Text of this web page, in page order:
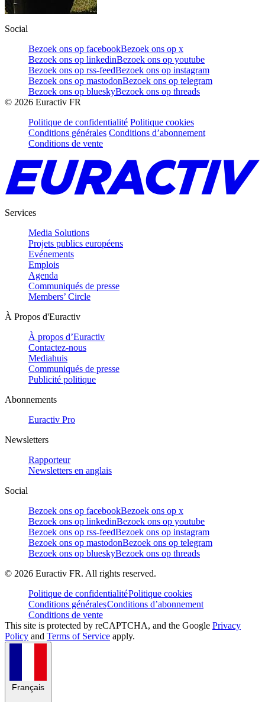
Social
Bezoek ons op facebookBezoek ons op x
Bezoek ons op linkedinBezoek ons op youtube
Bezoek ons op rss-feedBezoek ons op instagram
Bezoek ons op mastodonBezoek ons op telegram
Bezoek ons op blueskyBezoek ons op threads
© 2026 Euractiv FR
Politique de confidentialité Politique cookies
Conditions générales Conditions d’abonnement
Conditions de vente
Services
Media Solutions
Projets publics européens
Evénements
Emplois
Agenda
Communiqués de presse
Members’ Circle
À Propos d'Euractiv
À propos d’Euractiv
Contactez-nous
Mediahuis
Communiqués de presse
Publicité politique
Abonnements
Euractiv Pro
Newsletters
Rapporteur
Newsletters en anglais
Social
Bezoek ons op facebookBezoek ons op x
Bezoek ons op linkedinBezoek ons op youtube
Bezoek ons op rss-feedBezoek ons op instagram
Bezoek ons op mastodonBezoek ons op telegram
Bezoek ons op blueskyBezoek ons op threads
© 2026 Euractiv FR. All rights reserved.
Politique de confidentialitéPolitique cookies
Conditions généralesConditions d’abonnement
Conditions de vente
This site is protected by reCAPTCHA, and the Google Privacy
Policy and Terms of Service apply.
Français